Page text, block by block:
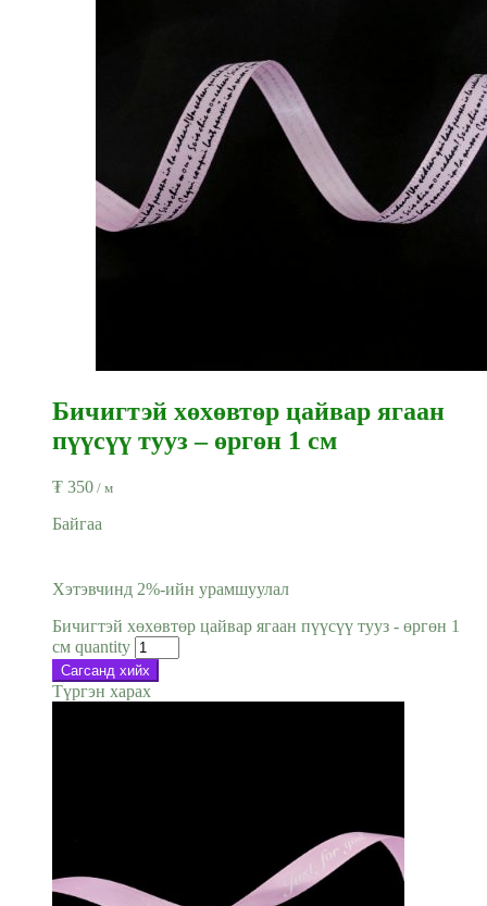
Бичигтэй хөхөвтөр цайвар ягаан
пүүсүү тууз – өргөн 1 см
₮ 350 / м
Байгаа
Хэтэвчинд 2%-ийн урамшуулал
Бичигтэй хөхөвтөр цайвар ягаан пүүсүү тууз - өргөн 1
см quantity
Сагсанд хийх
Түргэн харах